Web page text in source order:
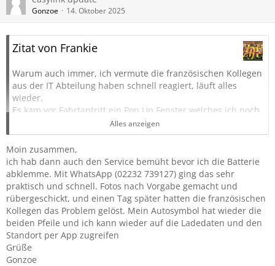
Gonzoe 14. Oktober 2025
Zitat von Frankie
Warum auch immer, ich vermute die französischen Kollegen
aus der IT Abteilung haben schnell reagiert, läuft alles
wieder.
Es kam vor Fahrtantritt ein Pop Up Fenster welches ich noch
nicht kannte ( sinngemäß wieder eine Zustimmung das
Renault meine Daten verarbeiten darf ) und nachdem ich
dieses bestätigt hatte waren statt des „X“ wieder die beiden
„Pfeile“ da.
Wirklich toller Kundenservice !
Danke für die tollen Tipps die ich hier bekommen habe,
viele Grüße Frank
IMG_0668.jpg
Alles anzeigen
Moin zusammen,
ich hab dann auch den Service bemüht bevor ich die Batterie
abklemme. Mit WhatsApp (02232 739127) ging das sehr
praktisch und schnell. Fotos nach Vorgabe gemacht und
rübergeschickt, und einen Tag später hatten die französischen
Kollegen das Problem gelöst. Mein Autosymbol hat wieder die
beiden Pfeile und ich kann wieder auf die Ladedaten und den
Standort per App zugreifen
Grüße
Gonzoe